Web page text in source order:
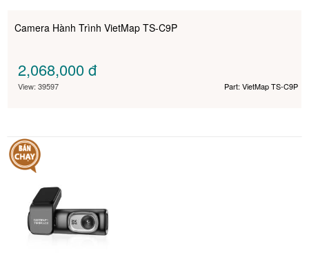
Camera Hành Trình VietMap TS-C9P
2,068,000đ
View: 39597 Part: VietMap TS-C9P